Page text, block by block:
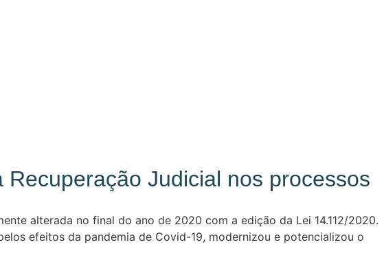
Judicial nos processos
alterada no final do ano de 2020 com a edição da Lei 14.112/2020.
efeitos da pandemia de Covid-19, modernizou e potencializou o